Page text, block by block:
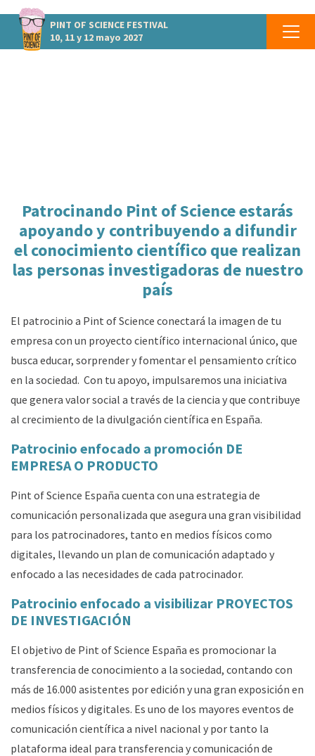
PINT OF SCIENCE FESTIVAL
10, 11 y 12 mayo 2027
Patrocinando Pint of Science estarás
apoyando y contribuyendo a difundir
el conocimiento científico que realizan
las personas investigadoras de nuestro
país
El patrocinio a Pint of Science conectará la imagen de tu
empresa con un proyecto científico internacional único, que
busca educar, sorprender y fomentar el pensamiento crítico
en la sociedad. Con tu apoyo, impulsaremos una iniciativa
que genera valor social a través de la ciencia y que contribuye
al crecimiento de la divulgación científica en España.
Patrocinio enfocado a promoción DE
EMPRESA O PRODUCTO
Pint of Science España cuenta con una estrategia de
comunicación personalizada que asegura una gran visibilidad
para los patrocinadores, tanto en medios físicos como
digitales, llevando un plan de comunicación adaptado y
enfocado a las necesidades de cada patrocinador.
Patrocinio enfocado a visibilizar PROYECTOS
DE INVESTIGACIÓN
El objetivo de Pint of Science España es promocionar la
transferencia de conocimiento a la sociedad, contando con
más de 16.000 asistentes por edición y una gran exposición en
medios físicos y digitales. Es uno de los mayores eventos de
comunicación científica a nivel nacional y por tanto la
plataforma ideal para transferencia y comunicación de